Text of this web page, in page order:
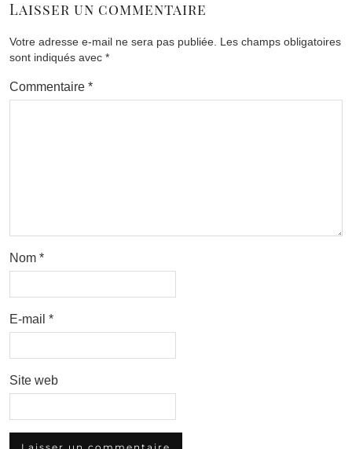
Laisser un commentaire
Votre adresse e-mail ne sera pas publiée. Les champs obligatoires
sont indiqués avec *
Commentaire *
Nom *
E-mail *
Site web